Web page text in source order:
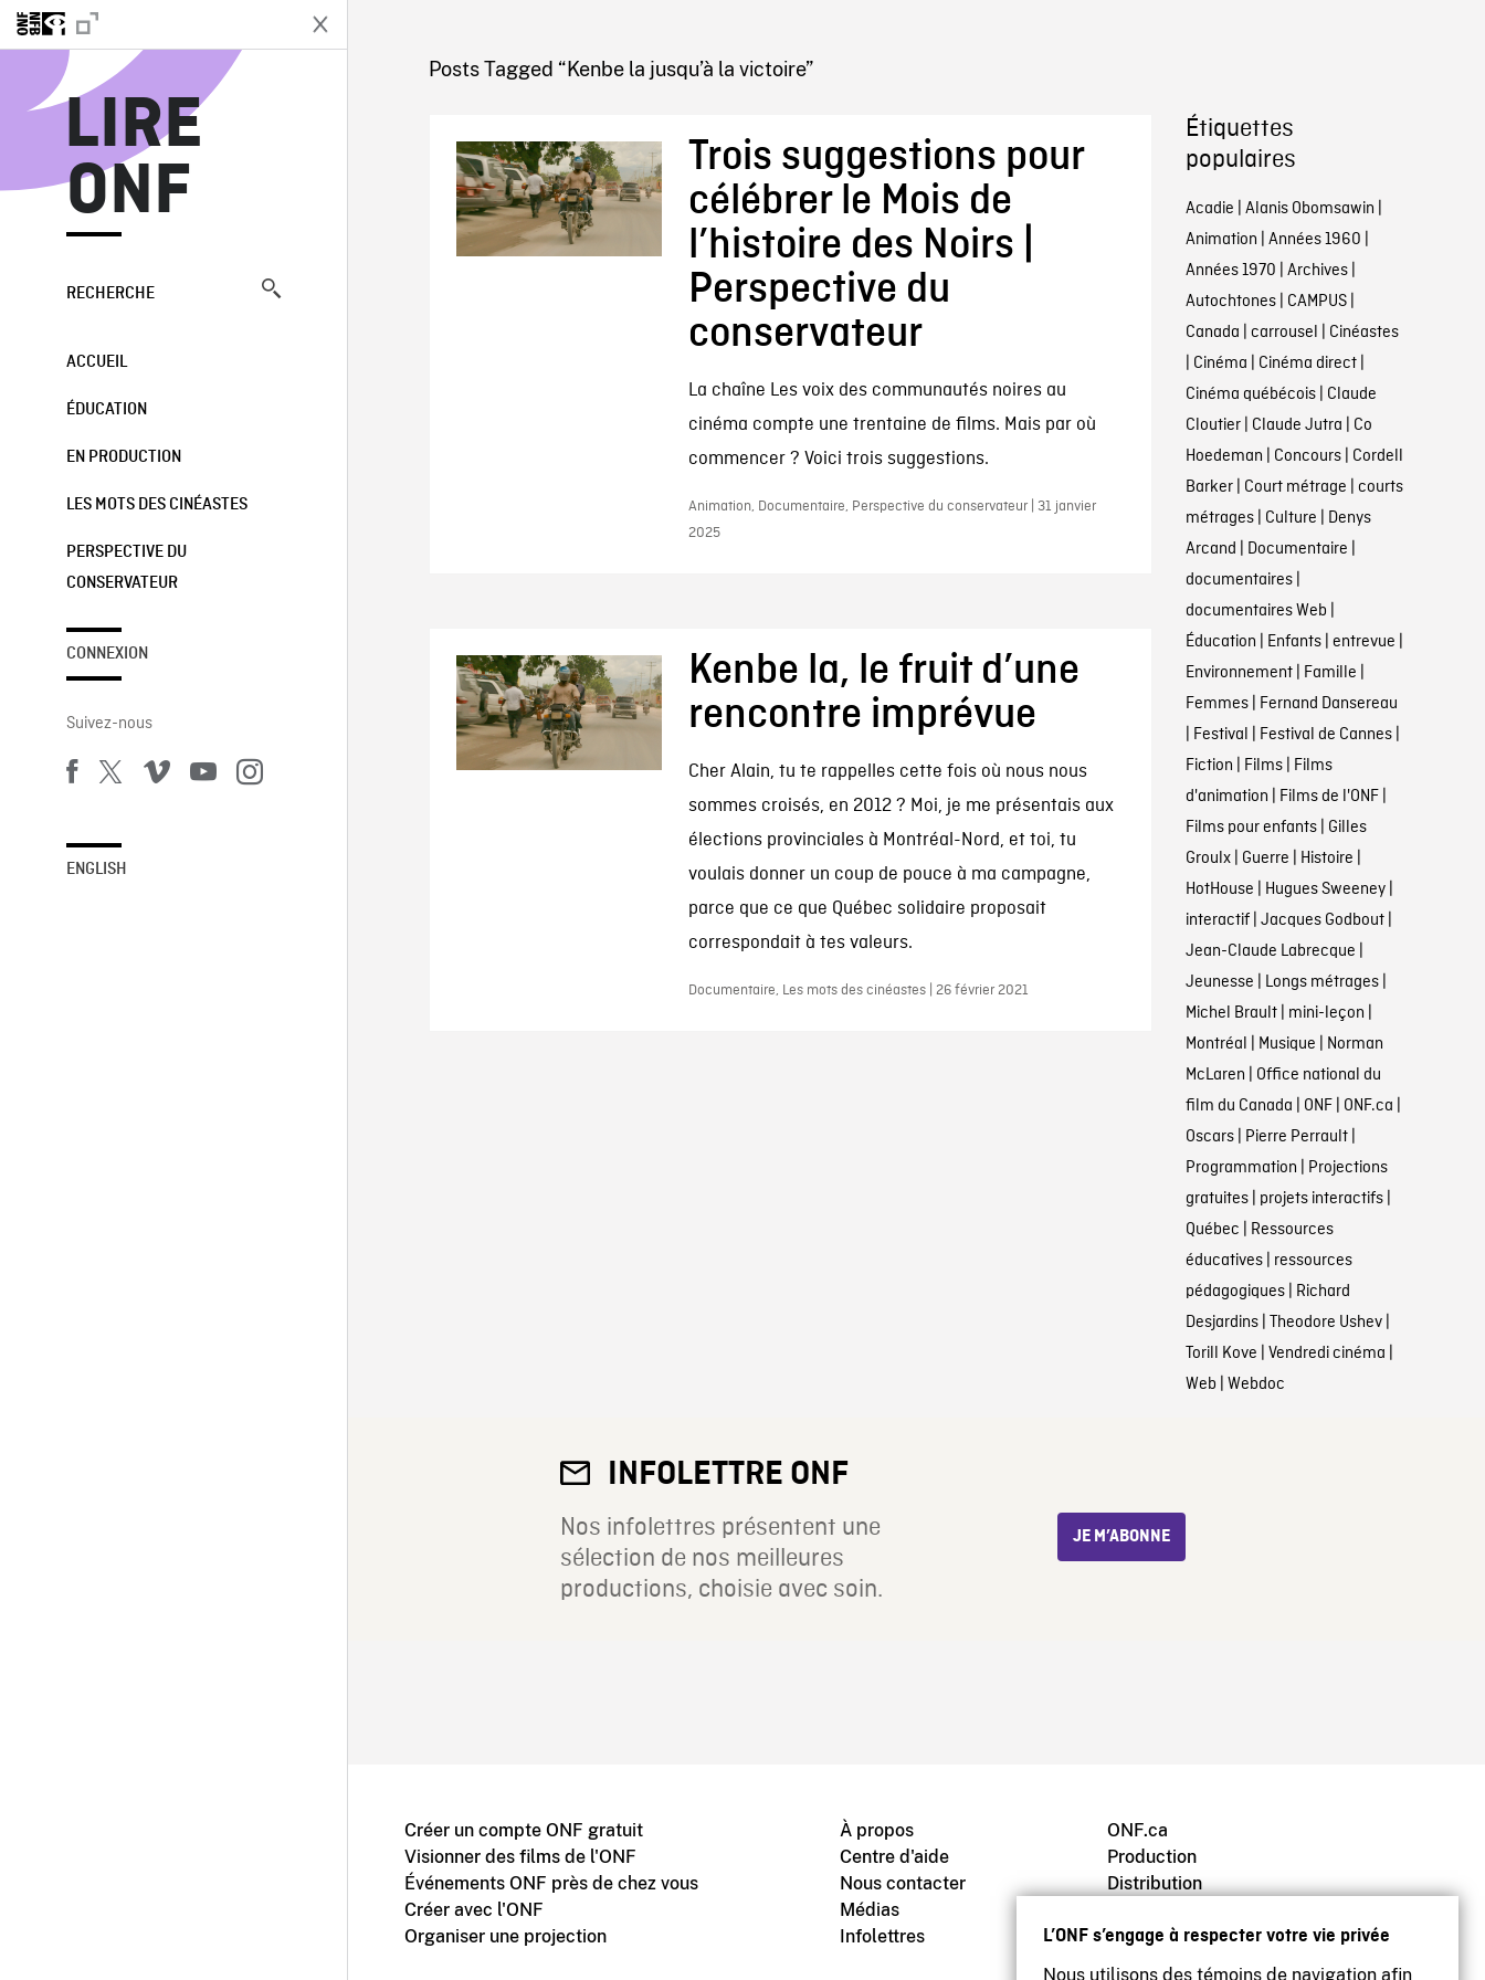
L’ONF s’engage à respecter votre vie privée
Nous utilisons des témoins de navigation afin
LIRE
ONF
RECHERCHE
ACCUEIL
ÉDUCATION
EN PRODUCTION
LES MOTS DES CINÉASTES
PERSPECTIVE DU
CONSERVATEUR
CONNEXION
Suivez-nous
ENGLISH
LIRE ONF
Posts Tagged “Kenbe la jusqu’à la victoire”
Trois suggestions pour
célébrer le Mois de
l’histoire des Noirs |
Perspective du
conservateur
La chaîne Les voix des communautés noires au
cinéma compte une trentaine de films. Mais par où
commencer ? Voici trois suggestions.
Animation, Documentaire, Perspective du conservateur | 31 janvier
2025
Kenbe la, le fruit d’une
rencontre imprévue
Cher Alain, tu te rappelles cette fois où nous nous
sommes croisés, en 2012 ? Moi, je me présentais aux
élections provinciales à Montréal-Nord, et toi, tu
voulais donner un coup de pouce à ma campagne,
parce que ce que Québec solidaire proposait
correspondait à tes valeurs.
Documentaire, Les mots des cinéastes | 26 février 2021
Étiquettes
populaires
Acadie | Alanis Obomsawin |
Animation | Années 1960 |
Années 1970 | Archives|
Autochtones| CAMPUS|
Canada | carrousel | Cinéastes
| Cinéma | Cinéma direct|
Cinéma québécois| Claude
Cloutier| Claude Jutra | Co
Hoedeman | Concours| Cordell
Barker| Court métrage | courts
métrages| Culture | Denys
Arcand | Documentaire |
documentaires|
documentaires Web |
Éducation | Enfants| entrevue |
Environnement| Famille |
Femmes| Fernand Dansereau
| Festival | Festival de Cannes|
Fiction | Films| Films
d'animation | Films de l'ONF|
Films pour enfants| Gilles
Groulx| Guerre | Histoire |
HotHouse | Hugues Sweeney|
interactif| Jacques Godbout|
Jean-Claude Labrecque |
Jeunesse | Longs métrages|
Michel Brault| mini-leçon |
Montréal | Musique | Norman
McLaren | Office national du
film du Canada | ONF| ONF.ca |
Oscars| Pierre Perrault|
Programmation | Projections
gratuites| projets interactifs|
Québec | Ressources
éducatives| ressources
pédagogiques| Richard
Desjardins| Theodore Ushev|
Torill Kove | Vendredi cinéma |
Web | Webdoc
INFOLETTRE ONF
Nos infolettres présentent une
sélection de nos meilleures
productions, choisie avec soin.
JE M’ABONNE
Créer un compte ONF gratuit
Visionner des films de l'ONF
Événements ONF près de chez vous
Créer avec l'ONF
Organiser une projection
À propos
Centre d'aide
Nous contacter
Médias
Infolettres
ONF.ca
Production
Distribution
Archives